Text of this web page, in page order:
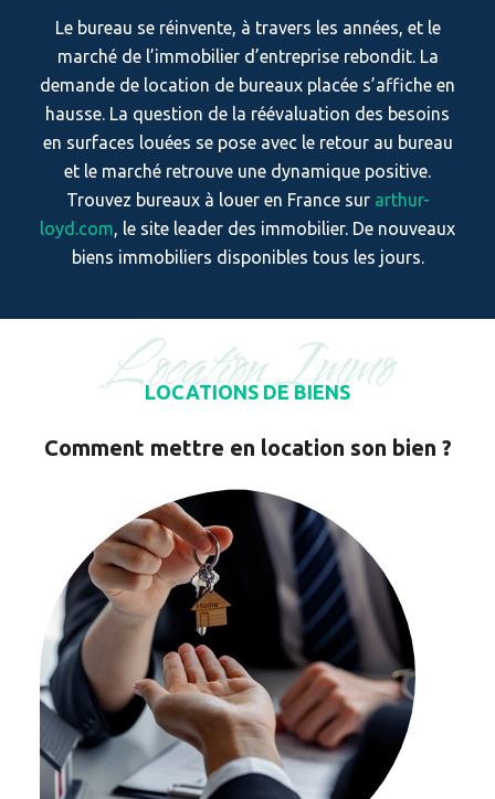
Le bureau se réinvente, à travers les années, et le
marché de l’immobilier d’entreprise rebondit. La
demande de location de bureaux placée s’affiche en
hausse. La question de la réévaluation des besoins
en surfaces louées se pose avec le retour au bureau
et le marché retrouve une dynamique positive.
Trouvez bureaux à louer en France sur arthur-
loyd.com, le site leader des immobilier. De nouveaux
biens immobiliers disponibles tous les jours.
Location Immo
LOCATIONS DE BIENS
Comment mettre en location son bien ?